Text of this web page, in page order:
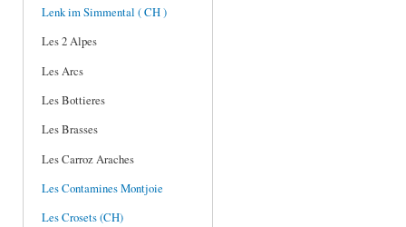
Lenk im Simmental ( CH )
Les 2 Alpes
Les Arcs
Les Bottieres
Les Brasses
Les Carroz Araches
Les Contamines Montjoie
Les Crosets (CH)